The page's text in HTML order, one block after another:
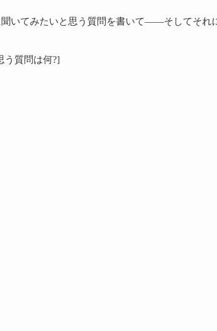
いてみたいと思う質問を書いて——そしてそれ
う質問は何?]